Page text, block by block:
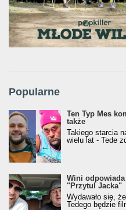
Popularne
Ten Typ Mes
także
Takiego starcia
wielu lat - Tede
Wini
"Przytul Jacka"
Wydawało się,
Tedego będzie